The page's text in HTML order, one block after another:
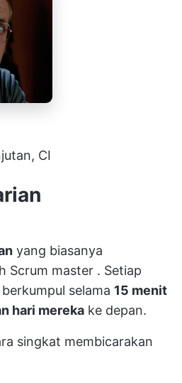
CI
yang biasanya
Scrum master . Setiap
berkumpul selama 15 menit
hari mereka ke depan.
singkat membicarakan